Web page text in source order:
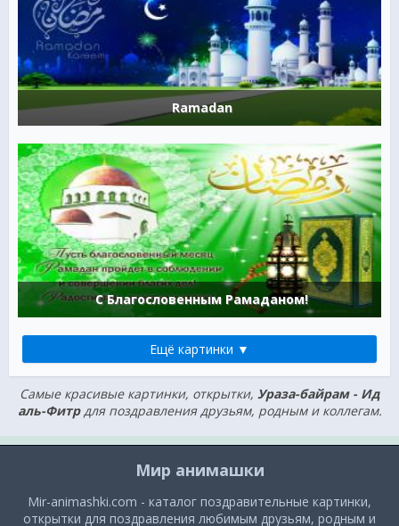
Ramadan
С Благословенным Рамаданом!
Ещё картинки ▼
Самые красивые картинки, открытки, Ураза-байрам - Ид
аль-Фитрдля поздравления друзьям, родным и коллегам.
Мир анимашки
Mir-animashki.com - каталог поздравительные картинки,
открытки для поздравления любимым друзьям, родным и